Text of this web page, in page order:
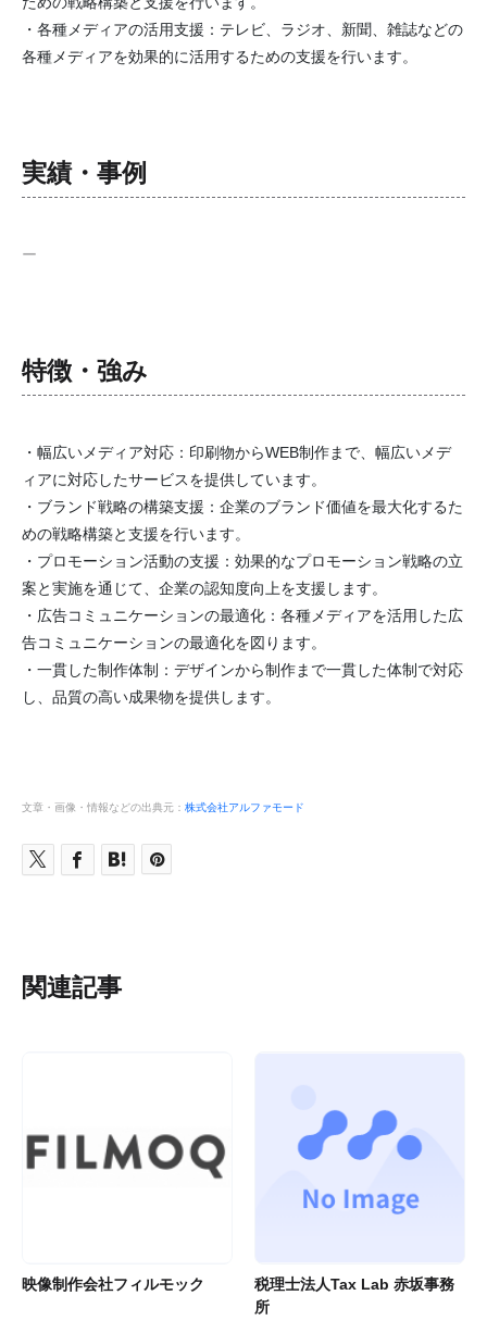
・各種メディアの活用支援：テレビ、ラジオ、新聞、雑誌などの
各種メディアを効果的に活用するための支援を行います。
実績・事例
ー
特徴・強み
・幅広いメディア対応：印刷物からWEB制作まで、幅広いメデ
ィアに対応したサービスを提供しています。
・ブランド戦略の構築支援：企業のブランド価値を最大化するた
めの戦略構築と支援を行います。
・プロモーション活動の支援：効果的なプロモーション戦略の立
案と実施を通じて、企業の認知度向上を支援します。
・広告コミュニケーションの最適化：各種メディアを活用した広
告コミュニケーションの最適化を図ります。
・一貫した制作体制：デザインから制作まで一貫した体制で対応
し、品質の高い成果物を提供します。
文章・画像・情報などの出典元： 株式会社アルファモード
関連記事
映像制作会社フィルモック
税理士法人Tax Lab 赤坂事務
所